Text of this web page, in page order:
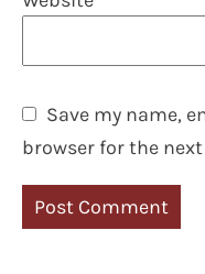
Save my name,
browser for the